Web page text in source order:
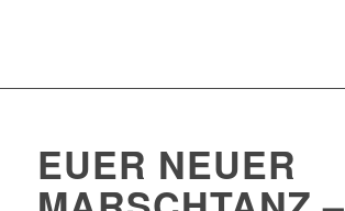
EUER NEUER